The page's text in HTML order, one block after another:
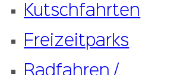
Kutschfahrten
Freizeitparks
Radfahren /